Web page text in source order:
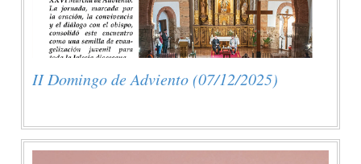
II Domingo de Adviento (07/12/2025)